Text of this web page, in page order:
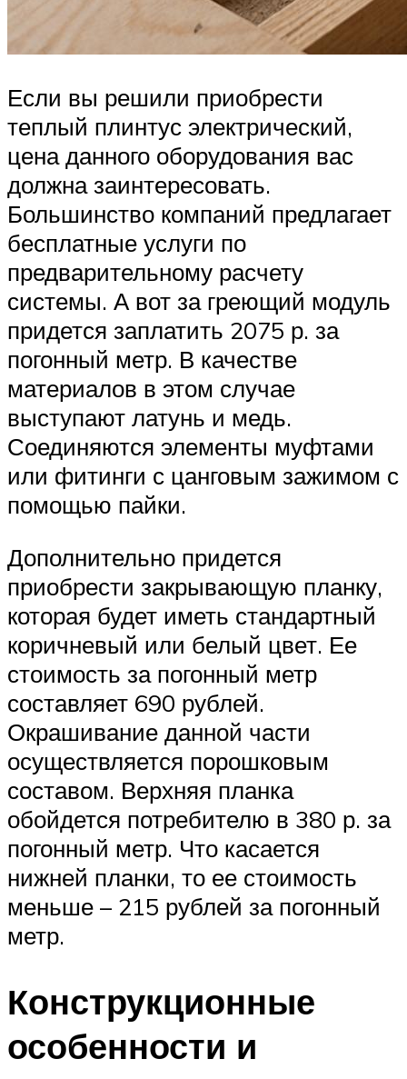
Если вы решили приобрести
теплый плинтус электрический,
цена данного оборудования вас
должна заинтересовать.
Большинство компаний предлагает
бесплатные услуги по
предварительному расчету
системы. А вот за греющий модуль
придется заплатить 2075 р. за
погонный метр. В качестве
материалов в этом случае
выступают латунь и медь.
Соединяются элементы муфтами
или фитинги с цанговым зажимом с
помощью пайки.
Дополнительно придется
приобрести закрывающую планку,
которая будет иметь стандартный
коричневый или белый цвет. Ее
стоимость за погонный метр
составляет 690 рублей.
Окрашивание данной части
осуществляется порошковым
составом. Верхняя планка
обойдется потребителю в 380 р. за
погонный метр. Что касается
нижней планки, то ее стоимость
меньше – 215 рублей за погонный
метр.
Конструкционные
особенности и